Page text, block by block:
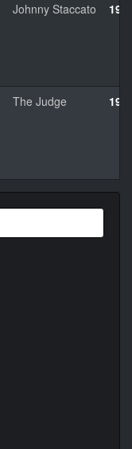
Johnny Staccato
The Judge